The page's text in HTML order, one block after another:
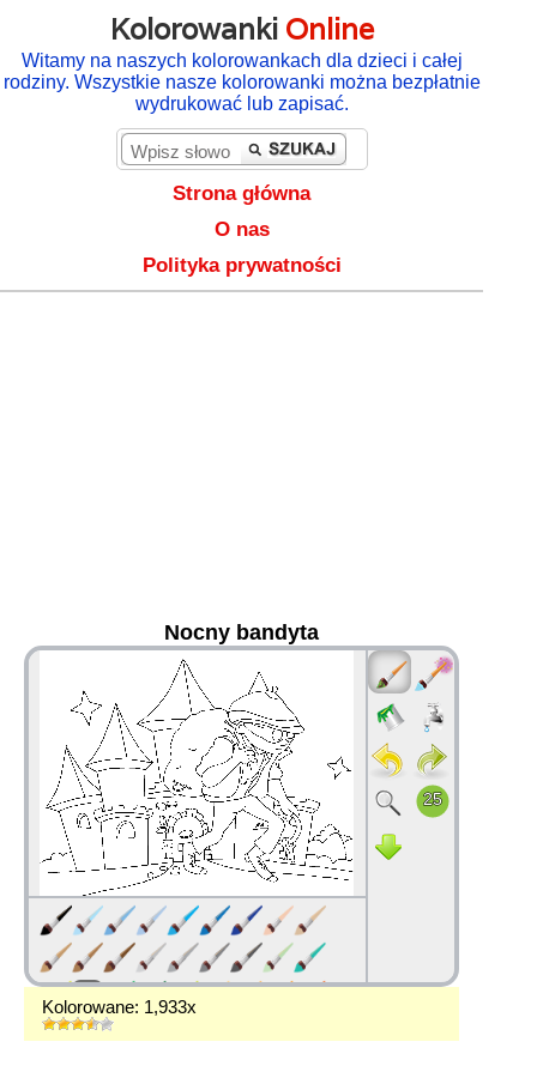
Kolorowanki Online
Witamy na naszych kolorowankach dla dzieci i całej
rodziny. Wszystkie nasze kolorowanki można bezpłatnie
wydrukować lub zapisać.
Strona główna
O nas
Polityka prywatności
Nocny bandyta
Kolorowane: 1,933x